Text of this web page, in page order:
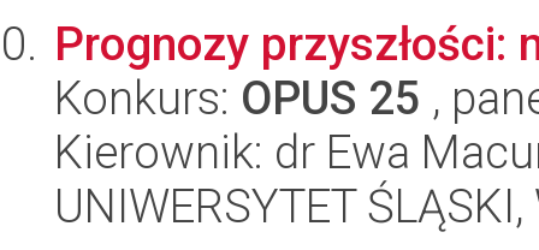
Prognozy przyszłości:
Konkurs: OPUS 25 ,
Kierownik: dr Ewa
UNIWERSYTET